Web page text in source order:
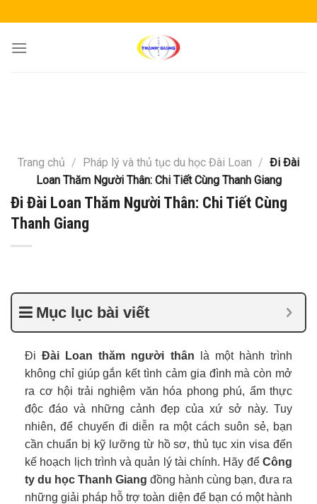
to
content
Trang chủ / Pháp lý và thủ tục du học Đài Loan / Đi Đài
Loan Thăm Người Thân: Chi Tiết Cùng Thanh Giang
Đi Đài Loan Thăm Người Thân: Chi Tiết Cùng
Thanh Giang
Mục lục bài viết
ĐiĐài Loan thăm người thân là một hành trình
không chỉ giúp gắn kết tình cảm gia đình mà còn mở
ra cơ hội trải nghiệm văn hóa phong phú, ẩm thực
độc đáo và những cảnh đẹp của xứ sở này. Tuy
nhiên, để chuyến đi diễn ra một cách suôn sẻ, bạn
cần chuẩn bị kỹ lưỡng từ hồ sơ, thủ tục xin visa đến
kế hoạch lịch trình và quản lý tài chính. Hãy để Công
ty du học Thanh Giang đồng hành cùng bạn, đưa ra
những giải pháp hỗ trợ toàn diện để bạn có một hành